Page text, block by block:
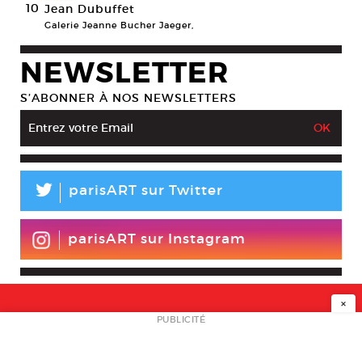
10 Jean Dubuffet
Galerie Jeanne Bucher Jaeger,
NEWSLETTER
S’ABONNER À NOS NEWSLETTERS
L parisART sur Twitter
parisART sur Instagram
NEWSLETTER
×
PUBLICITÉ